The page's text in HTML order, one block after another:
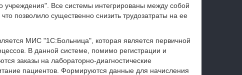
учреждения". Все системы интегрированы между собой
позволило существенно снизить трудозатраты на ее
МИС "1С:Больница", которая является первичной
В данной системе, помимо регистрации и
заказы на лабораторно-диагностические
пациентов. Формируются данные для начисления